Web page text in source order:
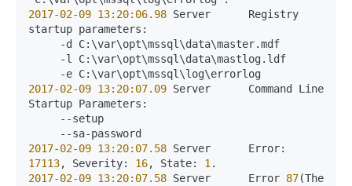
2017-02-09 13:20:06.98 Server      Registry
startup parameters:
2017-02-09 13:20:07.09 Server      Command Line
Startup Parameters:
2017-02-09 13:20:07.58
17113, Severity: 16, State: 1
2017-02-09 13:20:07.58 Server      Error 87(The